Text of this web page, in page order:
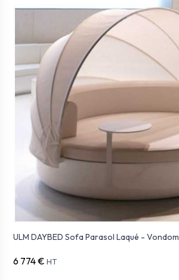
ULM DAYBED Sofa Parasol Laqué - Vondom
6 774 € HT